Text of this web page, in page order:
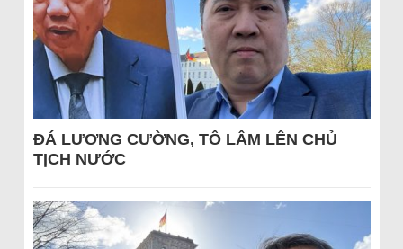
ĐÁ LƯƠNG CƯỜNG, TÔ LÂM LÊN CHỦ
TỊCH NƯỚC